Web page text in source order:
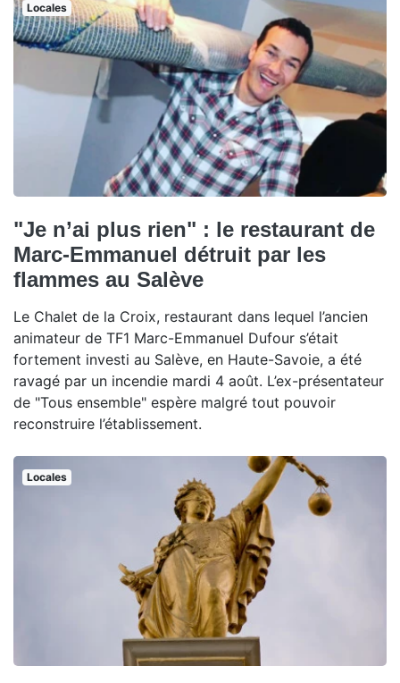
Locales
"Je n’ai plus rien" : le restaurant de
Marc-Emmanuel détruit par les
flammes au Salève
Le Chalet de la Croix, restaurant dans lequel l’ancien
animateur de TF1 Marc-Emmanuel Dufour s’était
fortement investi au Salève, en Haute-Savoie, a été
ravagé par un incendie mardi 4 août. L’ex-présentateur
de "Tous ensemble" espère malgré tout pouvoir
reconstruire l’établissement.
Locales